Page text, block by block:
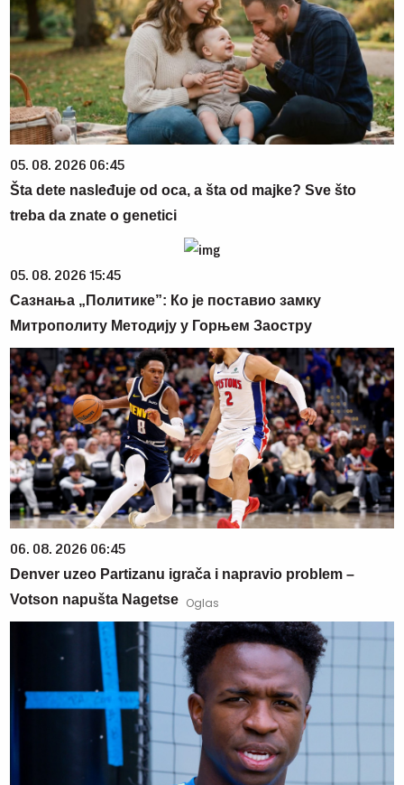
05. 08. 2026 06:45
Šta dete nasleđuje od oca, a šta od majke? Sve što
treba da znate o genetici
05. 08. 2026 15:45
Сазнања „Политике”: Ко је поставио замку
Митрополиту Методију у Горњем Заостру
06. 08. 2026 06:45
Denver uzeo Partizanu igrača i napravio problem –
Votson napušta Nagetse